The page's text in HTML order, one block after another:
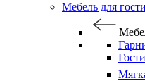
Мебель для